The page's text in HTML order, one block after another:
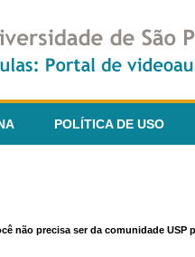
POLÍTICA DE USO
não precisa ser da comunidade